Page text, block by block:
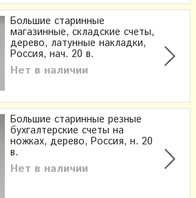
Большие старинные
магазинные, складские счеты,
дерево, латунные накладки,
Россия, нач. 20 в.
Нет в наличии
Большие старинные резные
бухгалтерские счеты на
ножках, дерево, Россия, н. 20
в.
Нет в наличии